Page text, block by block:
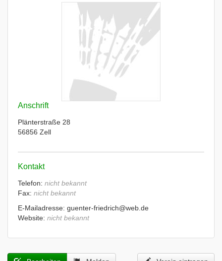
Anschrift
Plänterstraße 28
56856 Zell
Kontakt
Telefon: nicht bekannt
Fax: nicht bekannt
E-Mailadresse: guenter-friedrich@web.de
Website: nicht bekannt